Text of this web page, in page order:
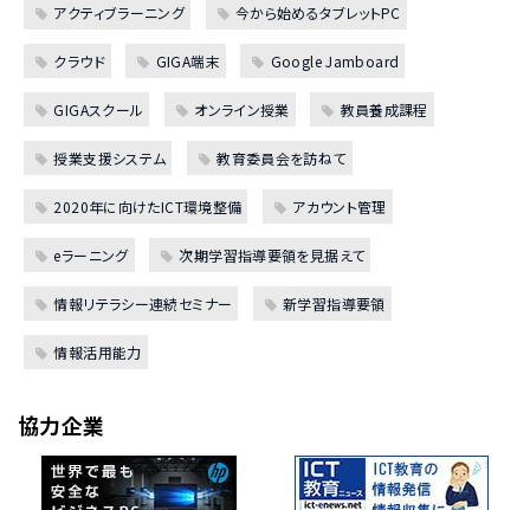
アクティブラーニング 今から始めるタブレットPC
クラウド GIGA端末 Google Jamboard
GIGAスクール オンライン授業 教員養成課程
授業支援システム 教育委員会を訪ねて
2020年に向けたICT環境整備 アカウント管理
eラーニング 次期学習指導要領を見据えて
情報リテラシー連続セミナー 新学習指導要領
情報活用能力
協力企業